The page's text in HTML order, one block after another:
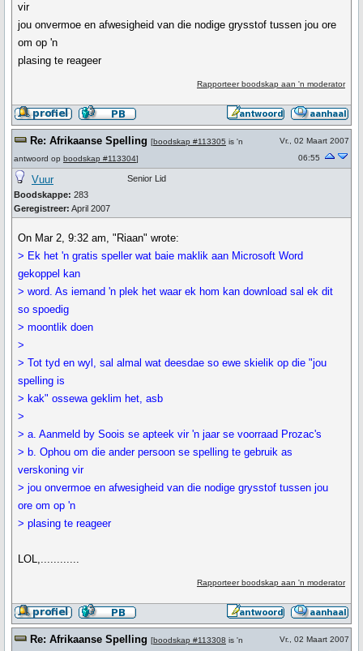
vir
jou onvermoe en afwesigheid van die nodige grysstof tussen jou ore
om op 'n
plasing te reageer
Rapporteer boodskap aan 'n moderator
Re: Afrikaanse Spelling [boodskap #113305 is 'n
antwoord op boodskap #113304]
Vr., 02 Maart 2007
06:55
Vuur
Boodskappe: 283
Geregistreer: April 2007
Senior Lid
On Mar 2, 9:32 am, "Riaan" wrote:
> Ek het 'n gratis speller wat baie maklik aan Microsoft Word
gekoppel kan
> word. As iemand 'n plek het waar ek hom kan download sal ek dit
so spoedig
> moontlik doen
>
> Tot tyd en wyl, sal almal wat deesdae so ewe skielik op die "jou
spelling is
> kak" ossewa geklim het, asb
>
> a. Aanmeld by Soois se apteek vir 'n jaar se voorraad Prozac's
> b. Ophou om die ander persoon se spelling te gebruik as
verskoning vir
> jou onvermoe en afwesigheid van die nodige grysstof tussen jou
ore om op 'n
> plasing te reageer
LOL,............
Rapporteer boodskap aan 'n moderator
Re: Afrikaanse Spelling [boodskap #113308 is 'n
Vr., 02 Maart 2007